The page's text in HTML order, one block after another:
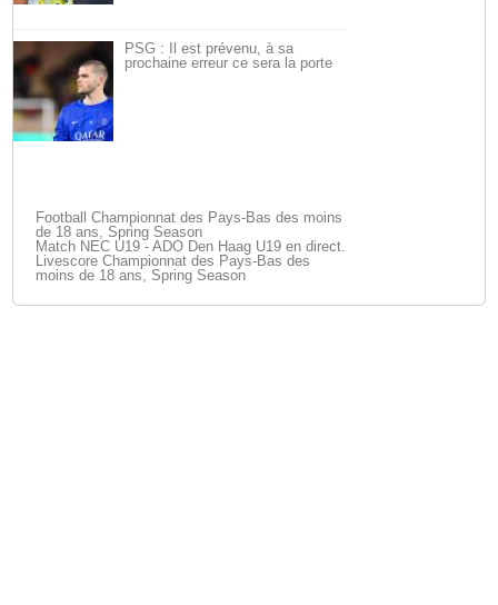
PSG : Il est prévenu, à sa
prochaine erreur ce sera la porte
Football Championnat des Pays-Bas des moins
de 18 ans, Spring Season
Match NEC U19 - ADO Den Haag U19 en direct.
Livescore Championnat des Pays-Bas des
moins de 18 ans, Spring Season